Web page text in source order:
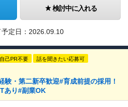
検討中に入れる
定日： 2026.09.10
自己PR不要 話を聞きたい応募可
・第二新卒歓迎#育成前提の採用！
あり#副業OK